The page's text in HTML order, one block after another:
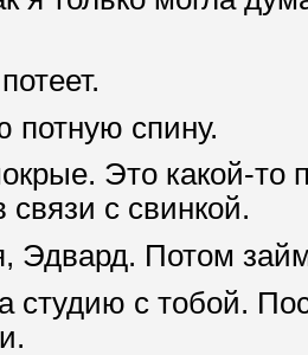
спину.
Это какой-то
с свинкой.
Эдвард. Потом
студию с тобой.